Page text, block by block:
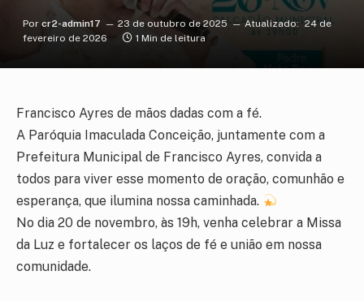
Por cr2-admin17 23 de outubro de 2025 Atualizado: 24 de
fevereiro de 2026
1 Min de leitura
Francisco Ayres de mãos dadas com a fé.
A Paróquia Imaculada Conceição, juntamente com a
Prefeitura Municipal de Francisco Ayres, convida a
todos para viver esse momento de oração, comunhão e
esperança, que ilumina nossa caminhada.
No dia 20 de novembro, às 19h, venha celebrar a Missa
da Luz e fortalecer os laços de fé e união em nossa
comunidade.